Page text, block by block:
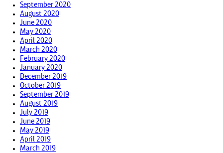
September 2020
August 2020
June 2020
May 2020
April 2020
March 2020
February 2020
January 2020
December 2019
October 2019
September 2019
August 2019
July 2019
June 2019
May 2019
April 2019
March 2019